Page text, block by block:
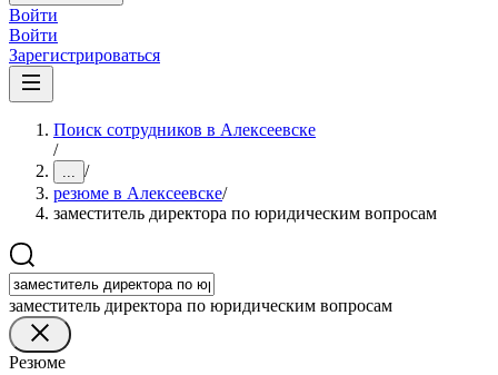
Войти
Войти
Зарегистрироваться
Поиск сотрудников в Алексеевске
/
... /
резюме в Алексеевске/
заместитель директора по юридическим вопросам
заместитель директора по юридическим вопросам
Резюме